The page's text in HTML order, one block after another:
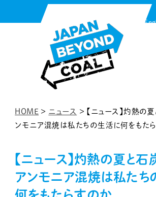
容
HOME > ニュース > 【ニュース】灼熱の
ンモニア混焼は私たちの生活に何をもた
【ニュース】灼熱の夏と
アンモニア混焼は私たち